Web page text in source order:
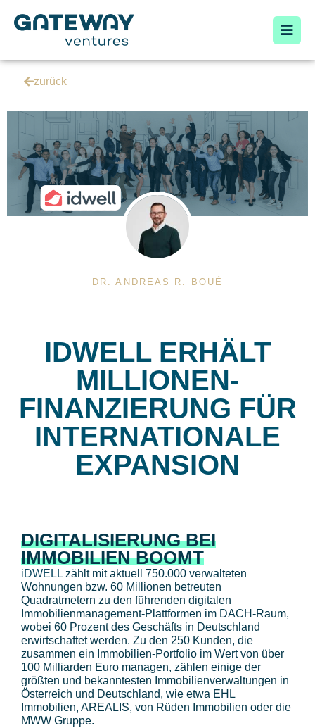
zurück
DR. ANDREAS R. BOUÉ
IDWELL ERHÄLT
MILLIONEN-
FINANZIERUNG FÜR
INTERNATIONALE
EXPANSION
DIGITALISIERUNG BEI
IMMOBILIEN BOOMT
iDWELLzählt mit aktuell 750.000 verwalteten
Wohnungen bzw. 60 Millionen betreuten
Quadratmetern zu den führenden digitalen
Immobilienmanagement-Plattformen im DACH-Raum,
wobei 60 Prozent des Geschäfts in Deutschland
erwirtschaftet werden. Zu den 250 Kunden, die
zusammen ein Immobilien-Portfolio im Wert von über
100 Milliarden Euro managen, zählen einige der
größten und bekanntesten Immobilienverwaltungen in
Österreich und Deutschland, wie etwa EHL
Immobilien, AREALIS, von Rüden Immobilien oder die
MWW Gruppe.